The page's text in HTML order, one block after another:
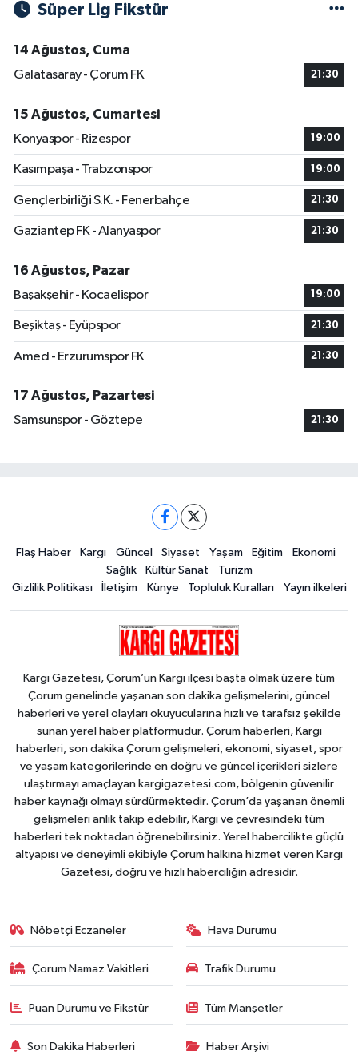
Süper Lig Fikstür
14 Ağustos, Cuma
Galatasaray - Çorum FK
21:30
15 Ağustos, Cumartesi
Konyaspor - Rizespor
19:00
Kasımpaşa - Trabzonspor 19:00
Gençlerbirliği S.K. - Fenerbahçe 21:30
Gaziantep FK - Alanyaspor 21:30
16 Ağustos, Pazar
Başakşehir - Kocaelispor
19:00
Beşiktaş - Eyüpspor 21:30
Amed - Erzurumspor FK 21:30
17 Ağustos, Pazartesi
Samsunspor - Göztepe
21:30
Flaş Haber Kargı Güncel Siyaset Yaşam Eğitim
Ekonomi
Sağlık
Kültür Sanat
Turizm
Gizlilik Politikası
İletişim Künye Topluluk Kuralları Yayın ilkeleri
Kargı Gazetesi, Çorum’un Kargı ilçesi başta olmak üzere tüm
Çorum genelinde yaşanan son dakika gelişmelerini, güncel
haberleri ve yerel olayları okuyucularına hızlı ve tarafsız şekilde
sunan yerel haber platformudur. Çorum haberleri, Kargı
haberleri, son dakika Çorum gelişmeleri, ekonomi, siyaset, spor
ve yaşam kategorilerinde en doğru ve güncel içerikleri sizlere
ulaştırmayı amaçlayan kargigazetesi.com, bölgenin güvenilir
haber kaynağı olmayı sürdürmektedir. Çorum’da yaşanan önemli
gelişmeleri anlık takip edebilir, Kargı ve çevresindeki tüm
haberleri tek noktadan öğrenebilirsiniz. Yerel habercilikte güçlü
altyapısı ve deneyimli ekibiyle Çorum halkına hizmet veren Kargı
Gazetesi, doğru ve hızlı haberciliğin adresidir.
Nöbetçi Eczaneler Hava Durumu
Çorum Namaz Vakitleri Trafik Durumu
Puan Durumu ve Fikstür Tüm Manşetler
Son Dakika Haberleri Haber Arşivi